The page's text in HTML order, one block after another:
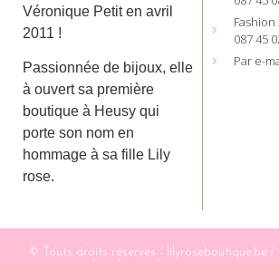
Véronique Petit en avril
2011 !
Passionnée de bijoux, elle
à ouvert sa première
boutique à Heusy qui
porte son nom en
hommage à sa fille Lily
rose.
Fashion
087 45
Par e-
© Touts droits réservés - lilyroseboutique.be /